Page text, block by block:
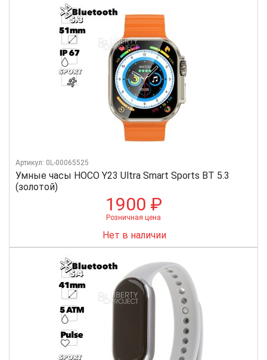
Умные часы HOCO Y23 Ultra Smart Sports BT 5.3
(золотой)
Артикул: 0L-00065525
1900 ₽
Розничная цена
Нет в наличии